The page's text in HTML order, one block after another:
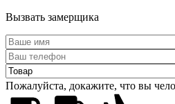
Вызвать замерщика
Пожалуйста, докажите, что вы